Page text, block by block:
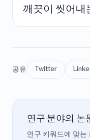
깨끗이 씻어내
공유 Twitter
연구 분야의 논
연구 키워드에 맞는